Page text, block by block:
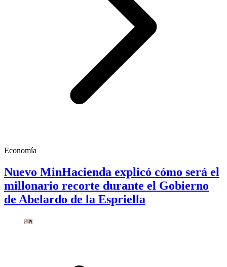
Economía
Nuevo MinHacienda explicó cómo será el
millonario recorte durante el Gobierno
de Abelardo de la Espriella